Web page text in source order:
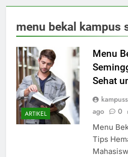
menu bekal kampus
ARTIKEL
Menu
Sehat
ago
0
Menu
Tips